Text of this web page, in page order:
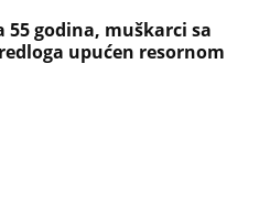
55 godina, muškarci sa
upućen resornom